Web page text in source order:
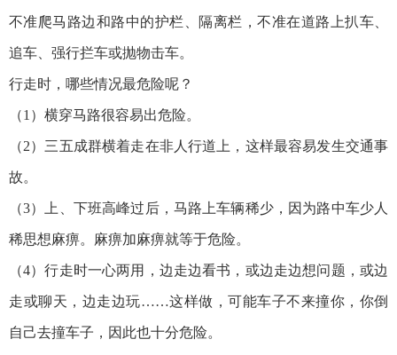
不准爬马路边和路中的护栏、隔离栏，不准在道路上扒车、
追车、强行拦车或抛物击车。
行走时，哪些情况最危险呢？
（1）横穿马路很容易出危险。
（2）三五成群横着走在非人行道上，这样最容易发生交通事
故。
（3）上、下班高峰过后，马路上车辆稀少，因为路中车少人
稀思想麻痹。麻痹加麻痹就等于危险。
（4）行走时一心两用，边走边看书，或边走边想问题，或边
走或聊天，边走边玩……这样做，可能车子不来撞你，你倒
自己去撞车子，因此也十分危险。